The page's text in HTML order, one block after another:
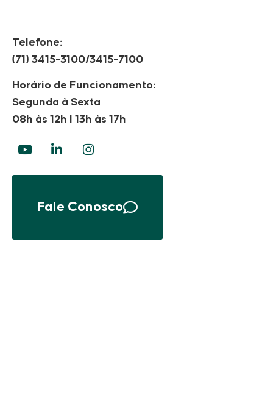
Telefone:
(71) 3415-3100/3415-7100
Horário de Funcionamento:
Segunda à Sexta
08h às 12h | 13h às 17h
Fale Conosco